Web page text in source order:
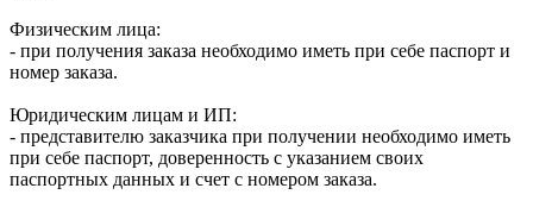
Физическим лица:
- при получения заказа необходимо иметь при себе паспорт и
номер заказа.
Юридическим лицам и ИП:
- представителю заказчика при получении необходимо иметь
при себе паспорт, доверенность с указанием своих
паспортных данных и счет с номером заказа.